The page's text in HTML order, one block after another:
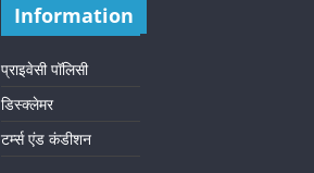
Information
प्राइवेसी पॉलिसी
डिस्क्लेमर
टर्म्स एंड कंडीशन